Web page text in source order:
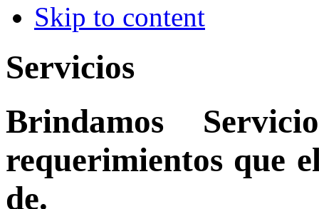
Skip to content
Servicios
Brindamos
requerimientos que
de.